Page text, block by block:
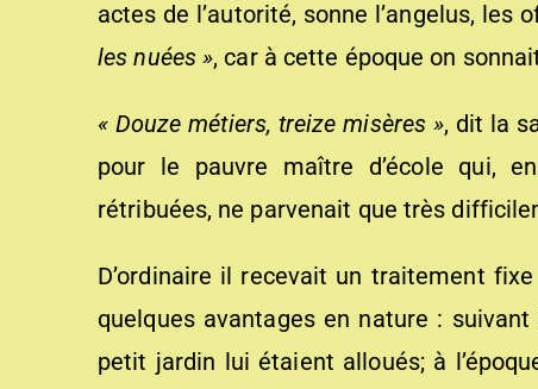
actes de l’autorité, sonne l’angelus,
les nuées », car à cette époque on
« Douze métiers, treize misères », dit la
pour le pauvre maître d’école qui,
rétribuées, ne parvenait que très
D’ordinaire il recevait un traitement
quelques avantages en nature :
petit jardin lui étaient alloués; à